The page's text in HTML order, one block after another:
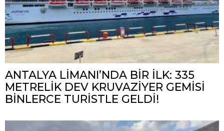
ANTALYA LİMANI’NDA BİR İLK: 335
METRELİK DEV KRUVAZİYER GEMİSİ
BİNLERCE TURİSTLE GELDİ!